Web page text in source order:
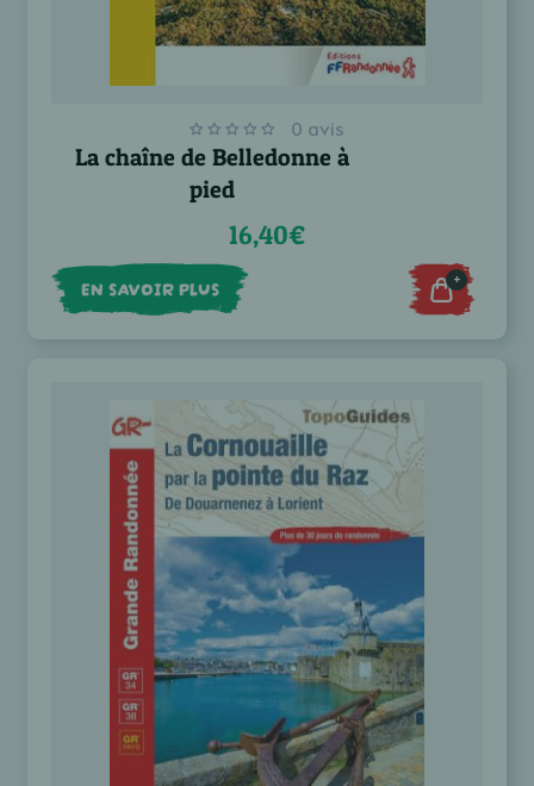
0 avis
La chaîne de Belledonne à
pied
16,40€
EN SAVOIR PLUS +